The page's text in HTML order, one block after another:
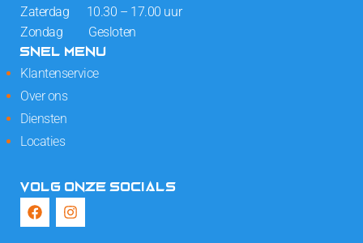
Zaterdag 10.30 – 17.00 uur
Zondag Gesloten
SNEL MENU
Klantenservice
Over ons
Diensten
Locaties
VOLG ONZE SOCIALS